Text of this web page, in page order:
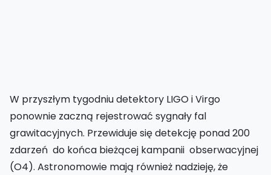
W przyszłym tygodniu detektory LIGO i Virgo
ponownie zaczną rejestrować sygnały fal
grawitacyjnych. Przewiduje się detekcję ponad 200
zdarzeń do końca bieżącej kampanii obserwacyjnej
(O4). Astronomowie mają również nadzieję, że